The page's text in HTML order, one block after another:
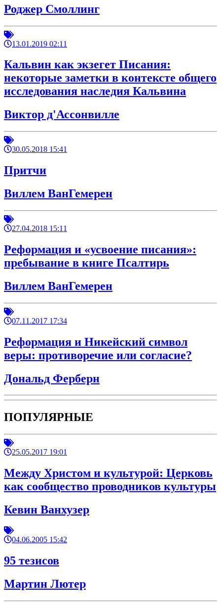
Роджер Смоллинг
13.01.2019 02:11
Кальвин как экзегет Писания:
некоторые заметки в контексте общего
исследования наследия Кальвина
Виктор д'Ассонвилле
30.05.2018 15:41
Притчи
Виллем ВанГемерен
27.04.2018 15:11
Реформация и «усвоение писания»:
пребывание в книге Псалтирь
Виллем ВанГемерен
07.11.2017 17:34
Реформация и Никейский символ
веры: противоречие или согласие?
Дональд Ферберн
ПОПУЛЯРНЫЕ
25.05.2017 19:01
Между Христом и культурой: Церковь
как сообщество проводников культуры
Кевин Ванхузер
04.06.2005 15:42
95 тезисов
Мартин Лютер